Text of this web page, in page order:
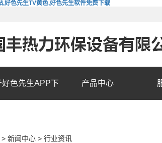
好色先生TV黄色,好色先生软件免费下载
好色先生APP下 产品中心
> 新闻中心 > 行业资讯